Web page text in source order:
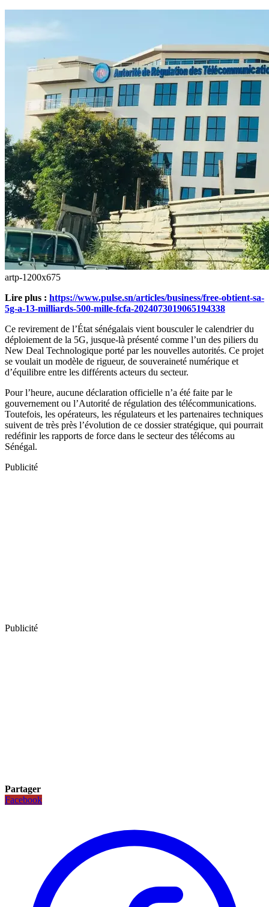
artp-1200x675
Lire plus : https://www.pulse.sn/articles/business/free-obtient-sa-
5g-a-13-milliards-500-mille-fcfa-2024073019065194338
Ce revirement de l’État sénégalais vient bousculer le calendrier du
déploiement de la 5G, jusque-là présenté comme l’un des piliers du
New Deal Technologique porté par les nouvelles autorités. Ce projet
se voulait un modèle de rigueur, de souveraineté numérique et
d’équilibre entre les différents acteurs du secteur.
Pour l’heure, aucune déclaration officielle n’a été faite par le
gouvernement ou l’Autorité de régulation des télécommunications.
Toutefois, les opérateurs, les régulateurs et les partenaires techniques
suivent de très près l’évolution de ce dossier stratégique, qui pourrait
redéfinir les rapports de force dans le secteur des télécoms au
Sénégal.
Publicité
Publicité
Partager
Facebook